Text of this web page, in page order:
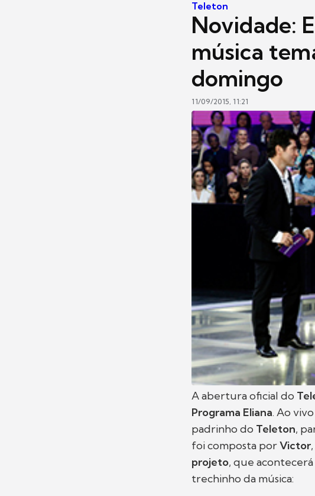
Teleton
Novidade:
música
domingo
11/09/2015, 11:21
A abertura oficial do
Programa Eliana. Ao
padrinho do Teleton,
foi composta porVictor
projeto, que acontecerá
trechinho da música: